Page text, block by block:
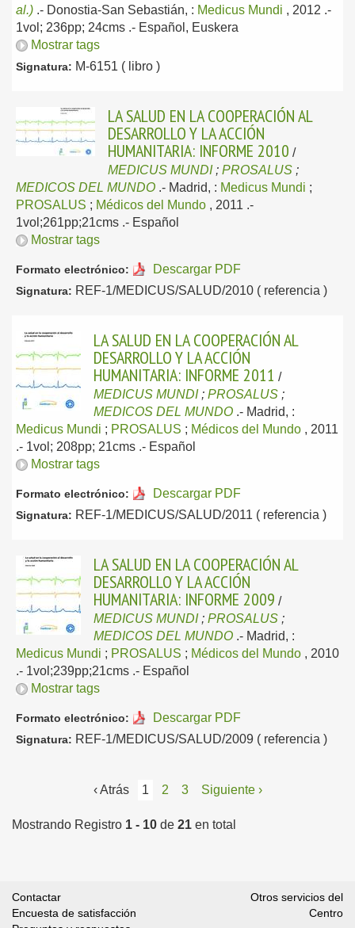
al.) .- Donostia-San Sebastián, : Medicus Mundi , 2012 .-
1vol; 236pp; 24cms .- Español, Euskera
Mostrar tags
Signatura: M-6151 ( libro )
LA SALUD EN LA COOPERACIÓN AL
DESARROLLO Y LA ACCIÓN
HUMANITARIA: INFORME 2010 /
MEDICUS MUNDI; PROSALUS ;
MEDICOS DEL MUNDO .- Madrid, : Medicus Mundi ;
PROSALUS ; Médicos del Mundo , 2011 .-
1vol;261pp;21cms .- Español
Mostrar tags
Formato electrónico: Descargar PDF
Signatura: REF-1/MEDICUS/SALUD/2010 ( referencia )
LA SALUD EN LA COOPERACIÓN AL
DESARROLLO Y LA ACCIÓN
HUMANITARIA: INFORME 2011 /
MEDICUS MUNDI; PROSALUS ;
MEDICOS DEL MUNDO .- Madrid, :
Medicus Mundi ; PROSALUS ; Médicos del Mundo , 2011
.- 1vol; 208pp; 21cms .- Español
Mostrar tags
Formato electrónico: Descargar PDF
Signatura: REF-1/MEDICUS/SALUD/2011 ( referencia )
LA SALUD EN LA COOPERACIÓN AL
DESARROLLO Y LA ACCIÓN
HUMANITARIA: INFORME 2009 /
MEDICUS MUNDI; PROSALUS ;
MEDICOS DEL MUNDO .- Madrid, :
Medicus Mundi ; PROSALUS ; Médicos del Mundo , 2010
.- 1vol;239pp;21cms .- Español
Mostrar tags
Formato electrónico: Descargar PDF
Signatura: REF-1/MEDICUS/SALUD/2009 ( referencia )
‹ Atrás 1 2 3 Siguiente ›
Mostrando Registro 1 - 10 de 21 en total
Contactar
Encuesta de satisfacción
Otros servicios del
Centro